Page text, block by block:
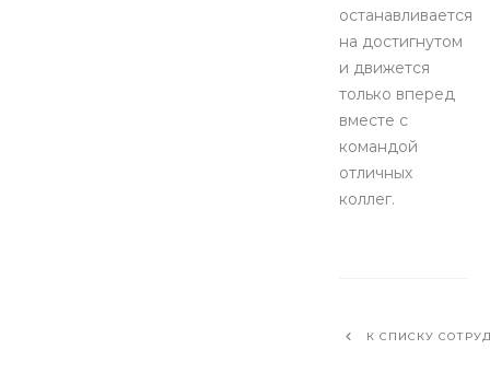
останавливается
на достигнутом
и движется
только вперед
вместе с
командой
отличных
коллег.
К СПИСКУ